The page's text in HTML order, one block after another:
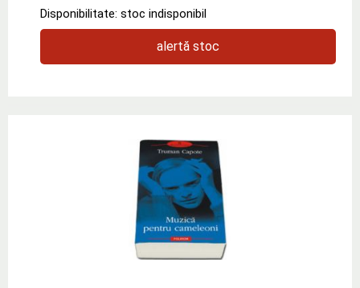
Disponibilitate: stoc indisponibil
alertă stoc